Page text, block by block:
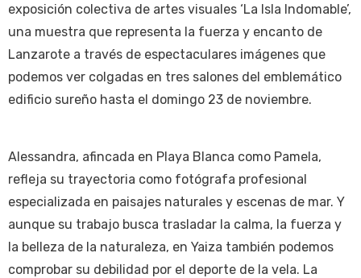
exposición colectiva de artes visuales ‘La Isla Indomable’,
una muestra que representa la fuerza y encanto de
Lanzarote a través de espectaculares imágenes que
podemos ver colgadas en tres salones del emblemático
edificio sureño hasta el domingo 23 de noviembre.
Alessandra, afincada en Playa Blanca como Pamela,
refleja su trayectoria como fotógrafa profesional
especializada en paisajes naturales y escenas de mar. Y
aunque su trabajo busca trasladar la calma, la fuerza y
la belleza de la naturaleza, en Yaiza también podemos
comprobar su debilidad por el deporte de la vela. La